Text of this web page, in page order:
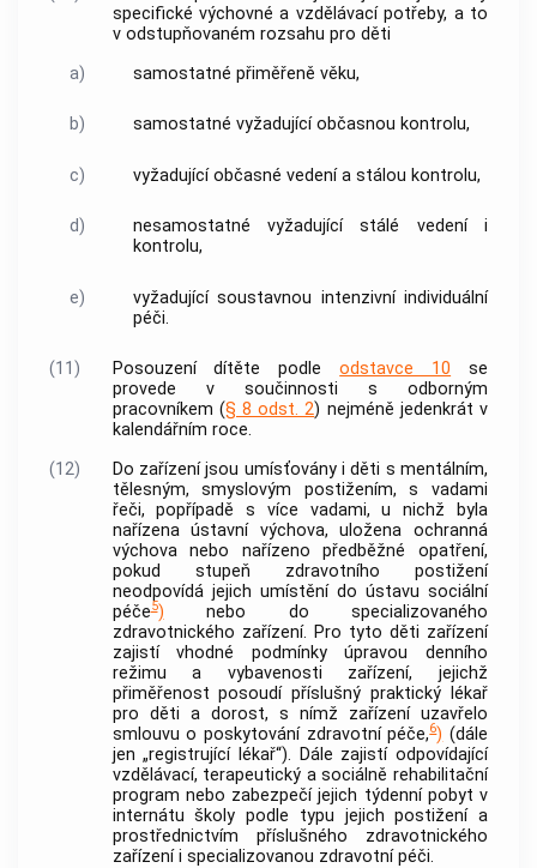
specifické výchovné a vzdělávací potřeby, a to
v odstupňovaném rozsahu pro děti
a)
samostatné přiměřeně věku,
b) samostatné vyžadující občasnou kontrolu,
c) vyžadující občasné vedení a stálou kontrolu,
d)
nesamostatné vyžadující stálé vedení i
kontrolu,
e)
vyžadující soustavnou intenzivní individuální
péči.
(11) Posouzení dítěte podleodstavce 10 se
provede v součinnosti s odborným
pracovníkem (§ 8 odst. 2) nejméně jedenkrát v
kalendářním roce.
(12)
Do zařízení jsou umísťovány i děti s mentálním,
tělesným, smyslovým postižením, s vadami
řeči, popřípadě s více vadami, u nichž byla
nařízena ústavní výchova, uložena ochranná
výchova nebo nařízeno předběžné opatření,
pokud stupeň zdravotního postižení
neodpovídá jejich umístění do ústavu sociální
péče5) nebo do specializovaného
zdravotnického zařízení. Pro tyto děti zařízení
zajistí vhodné podmínky úpravou denního
režimu a vybavenosti zařízení, jejichž
přiměřenost posoudí příslušný praktický lékař
pro děti a dorost, s nímž zařízení uzavřelo
smlouvu o poskytování zdravotní péče,6) (dále
jen „registrující lékař“). Dále zajistí odpovídající
vzdělávací, terapeutický a sociálně rehabilitační
program nebo zabezpečí jejich týdenní pobyt v
internátu školy podle typu jejich postižení a
prostřednictvím příslušného zdravotnického
zařízení i specializovanou zdravotní péči.